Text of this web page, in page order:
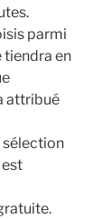
parmi
tiendra en
attribué
sélection
est